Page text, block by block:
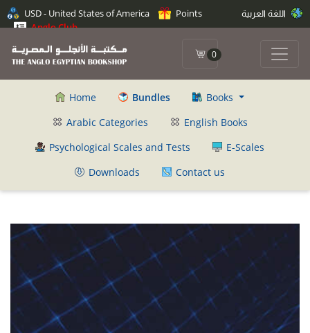
USD - United States of America
Points
Anglo Club
0
Home Bundles
Books
Arabic Categories
English Books
Psychological Scales and Tests
E-Scales
Downloads
Contact us